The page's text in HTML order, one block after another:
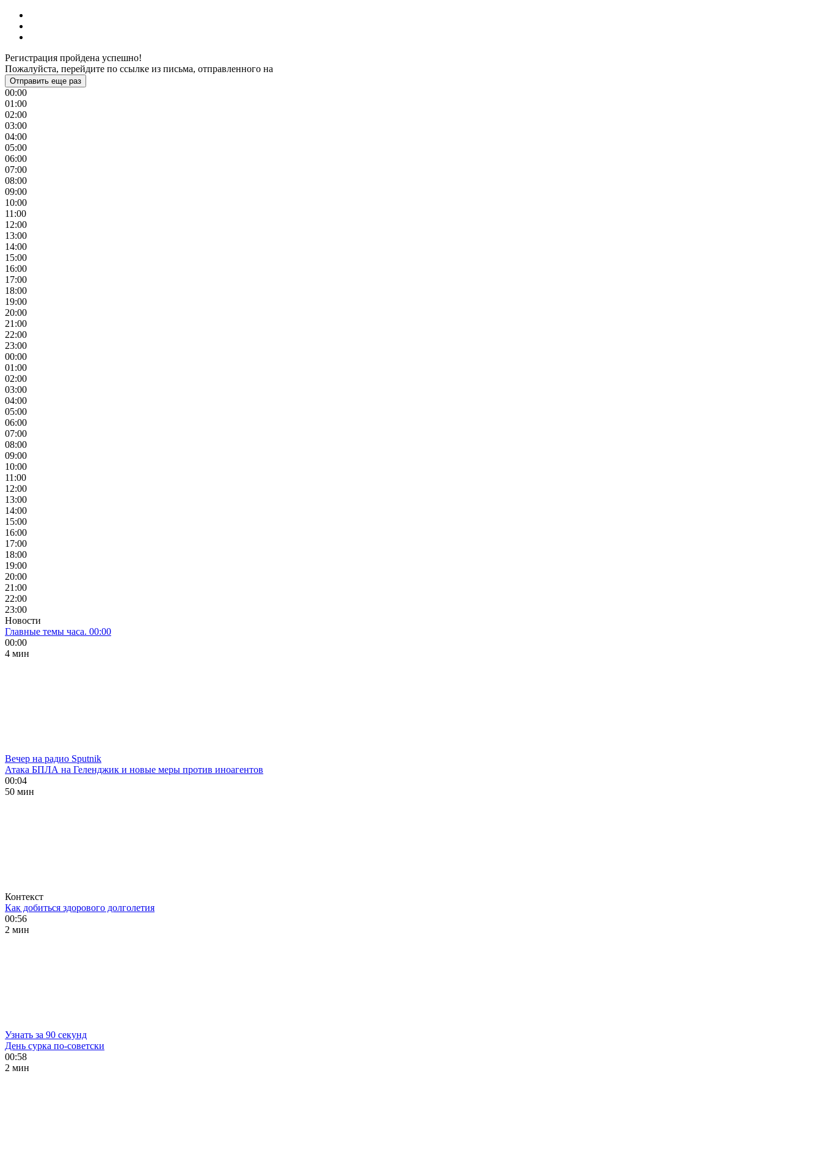
Регистрация пройдена успешно!
Пожалуйста, перейдите по ссылке из письма, отправленного на
Отправить еще раз
00:00
01:00
02:00
03:00
04:00
05:00
06:00
07:00
08:00
09:00
10:00
11:00
12:00
13:00
14:00
15:00
16:00
17:00
18:00
19:00
20:00
21:00
22:00
23:00
00:00
01:00
02:00
03:00
04:00
05:00
06:00
07:00
08:00
09:00
10:00
11:00
12:00
13:00
14:00
15:00
16:00
17:00
18:00
19:00
20:00
21:00
22:00
23:00
Новости
Главные темы часа. 00:00
00:00
4 мин
Вечер на радио Sputnik
Атака БПЛА на Геленджик и новые меры против иноагентов
00:04
50 мин
Контекст
Как добиться здорового долголетия
00:56
2 мин
Узнать за 90 секунд
День сурка по-советски
00:58
2 мин